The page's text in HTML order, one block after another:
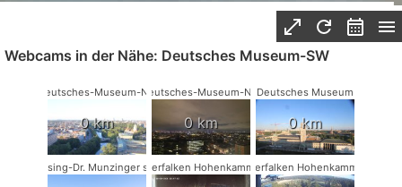
Webcams in der Nähe: Deutsches Museum-SW
Deutsches-Museum-NO
0 km
Deutsches-Museum-NW
0 km
Deutsches Museum
0 km
Münsing-Dr. Munzinger sportWanderfalken Hohenkammer #1Wanderfalken Hohenkammer #2